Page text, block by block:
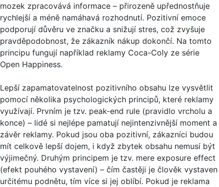
mozek zpracovává informace – přirozeně upřednostňuje
rychlejší a méně namáhavá rozhodnutí. Pozitivní emoce
podporují důvěru ve značku a snižují stres, což zvyšuje
pravděpodobnost, že zákazník nákup dokončí. Na tomto
principu fungují například reklamy Coca-Coly ze série
Open Happiness.
Lepší zapamatovatelnost pozitivního obsahu lze vysvětlit
pomocí několika psychologických principů, které reklamy
využívají. Prvním je tzv. peak-end rule (pravidlo vrcholu a
konce) – lidé si nejlépe pamatují nejintenzivnější moment a
závěr reklamy. Pokud jsou oba pozitivní, zákazníci budou
mít celkově lepší dojem, i když zbytek obsahu nemusí být
výjimečný. Druhým principem je tzv. mere exposure effect
(efekt pouhého vystavení) – čím častěji je člověk vystaven
určitému podnětu, tím více si jej oblíbí. Pokud je reklama